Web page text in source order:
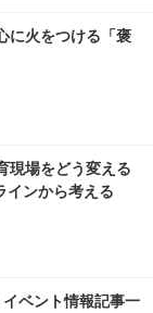
に火をつける「褒
現場をどう変える
インから考える
イベント情報記事一